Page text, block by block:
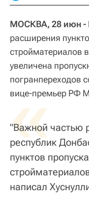
МОСКВА, 28 июн -
расширения
стройматериалов
увеличена
погранпереходов
вице-премьер РФ
«
"Важной частью
республик
пунктов
написал